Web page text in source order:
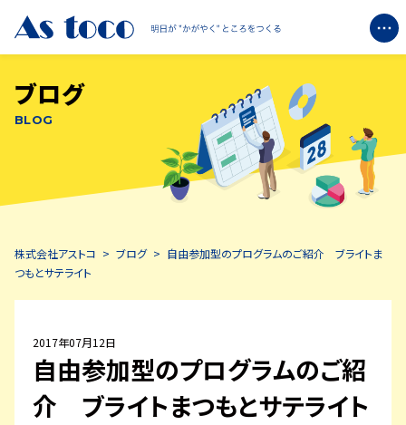
企業情報
+
エコミットについて +
ブログ
お問い合わせ
BLOG
ブログ
株式会社アストコ > ブログ > 自由参加型のプログラムのご紹介 ブライトま
つもとサテライト
2017年07月12日
自由参加型のプログラムのご紹
介 ブライトまつもとサテライト